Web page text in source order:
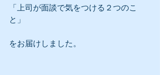
「上司が面談で気をつける２つのこ
と」
をお届けしました。